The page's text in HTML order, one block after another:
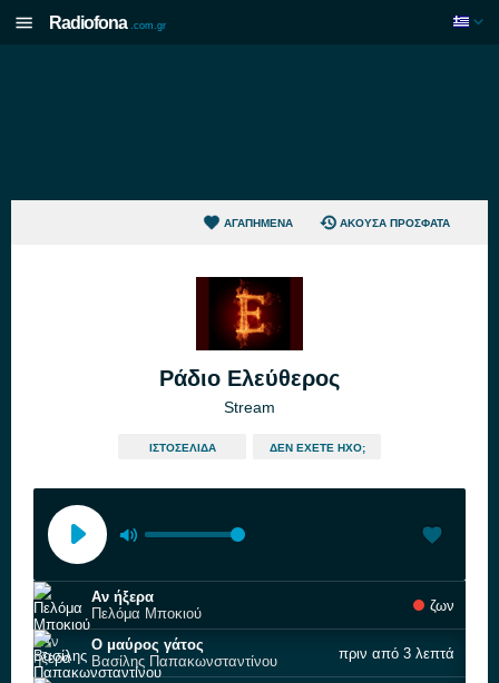
Radiofona .com.gr
ΑΓΑΠΗΜΈΝΑ ΆΚΟΥΣΑ ΠΡΌΣΦΑΤΑ
Ράδιο Ελεύθερος
Stream
ΙΣΤΟΣΕΛΊΔΑ ΔΕΝ ΈΧΕΤΕ ΉΧΟ;
Αν ήξερα
Πελόμα Μποκιού
ζων
Ο μαύρος γάτος
Βασίλης Παπακωνσταντίνου
πριν από 3 λεπτά